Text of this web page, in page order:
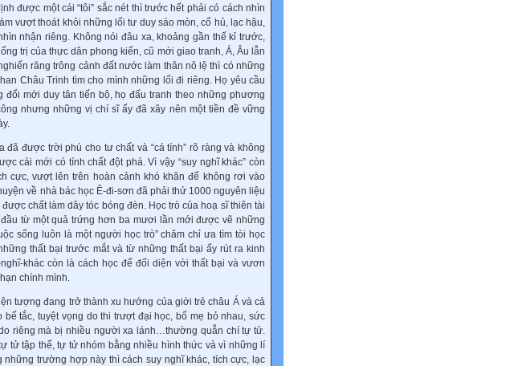
được một cái “tôi” sắc nét thì trước hết phải có cách nhìn
vượt thoát khỏi những lối tư duy sáo mòn, cổ hủ, lạc hậu,
nhận riêng. Không nói đâu xa, khoảng gần thế kỉ trước,
trị của thực dân phong kiến, cũ mới giao tranh, Á, Âu lẫn
răng trông cảnh đất nước làm thân nô lệ thì có những
Châu Trinh tìm cho mình những lối đi riêng. Họ yêu cầu
đổi mới duy tân tiến bộ, họ đấu tranh theo những phương
nhưng những vị chí sĩ ấy đã xây nên một tiền đề vững
đã được trời phú cho tư chất và “cá tính” rõ ràng và không
cái mới có tính chất đột phá. Vì vậy “suy nghĩ khác” còn
cực, vượt lên trên hoàn cảnh khó khăn để không rơi vào
về nhà bác học Ê-đi-sơn đã phải thử 1000 nguyên liệu
chất làm dây tóc bóng đèn. Học trò của hoạ sĩ thiên tài
từ một quả trứng hơn ba mươi lần mới được vẽ những
sống luôn là một người học trò” chăm chỉ ưa tìm tòi học
thất bại trước mắt và từ những thất bại ấy rút ra kinh
khác còn là cách học để đối diện với thất bại và vươn
chính mình.
tượng đang trở thành xu hướng của giới trẻ châu Á và cả
tắc, tuyệt vọng do thi trượt đại học, bố mẹ bỏ nhau, sức
riêng mà bị nhiều người xa lánh…thường quẫn chí tự tử.
tử tập thể, tự tử nhóm bằng nhiều hình thức và vì những lí
những trường hợp này thì cách suy nghĩ khác, tích cực, lạc